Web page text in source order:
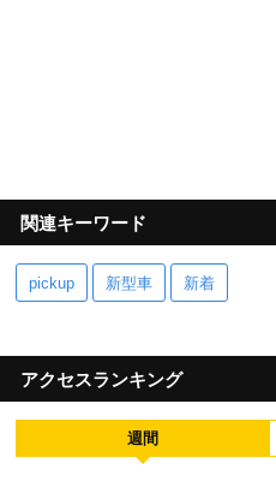
関連キーワード
pickup 新型車 新着
アクセスランキング
週間